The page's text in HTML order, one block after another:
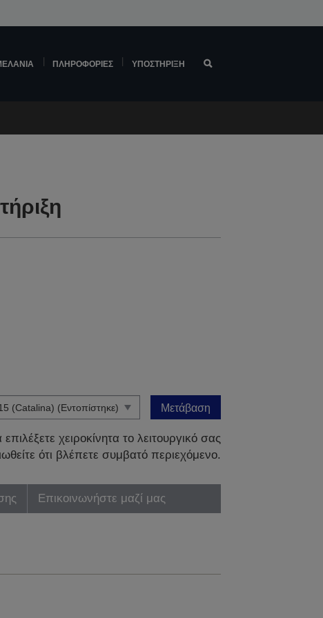
ΠΛΗΡΟΦΟΡΊΕΣ ΥΠΟΣΤΉΡΙΞΗ
Μετάβαση
χειροκίνητα το λειτουργικό σας
ότι βλέπετε συμβατό περιεχόμενο.
Επικοινωνήστε μαζί μας